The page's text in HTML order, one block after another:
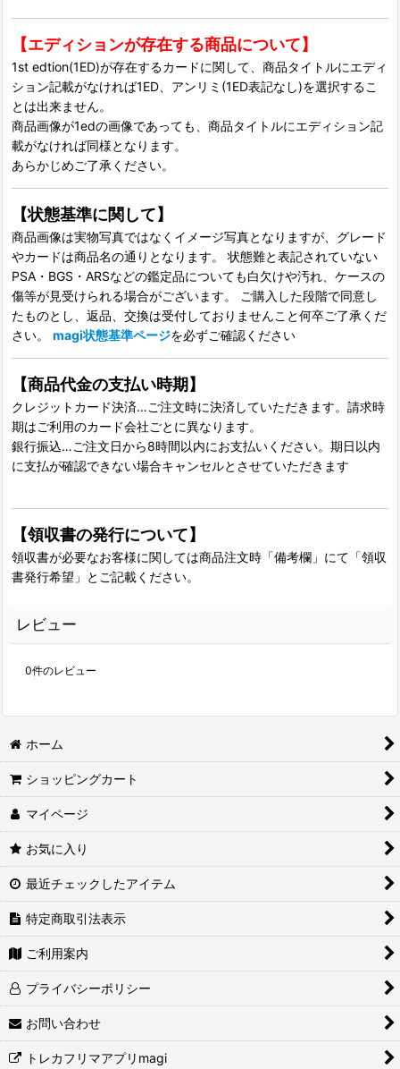
【エディションが存在する商品について】
1st edtion(1ED)が存在するカードに関して、商品タイトルにエディ
ション記載がなければ1ED、アンリミ(1ED表記なし)を選択するこ
とは出来ません。
商品画像が1edの画像であっても、商品タイトルにエディション記
載がなければ同様となります。
あらかじめご了承ください。
【状態基準に関して】
商品画像は実物写真ではなくイメージ写真となりますが、グレード
やカードは商品名の通りとなります。 状態難と表記されていない
PSA・BGS・ARSなどの鑑定品についても白欠けや汚れ、ケースの
傷等が見受けられる場合がございます。 ご購入した段階で同意し
たものとし、返品、交換は受付しておりませんこと何卒ご了承くだ
さい。 magi状態基準ページを必ずご確認ください
【商品代金の支払い時期】
クレジットカード決済…ご注文時に決済していただきます。請求時
期はご利用のカード会社ごとに異なります。
銀行振込…ご注文日から8時間以内にお支払いください。期日以内
に支払が確認できない場合キャンセルとさせていただきます
【領収書の発行について】
領収書が必要なお客様に関しては商品注文時「備考欄」にて「領収
書発行希望」とご記載ください。
レビュー
0件のレビュー
ホーム
ショッピングカート
マイページ
お気に入り
最近チェックしたアイテム
特定商取引法表示
ご利用案内
プライバシーポリシー
お問い合わせ
トレカフリマアプリmagi